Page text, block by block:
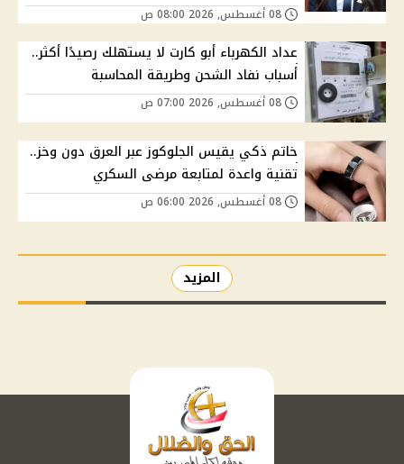
عداد الكهرباء أبو كارت لا يستهلك رصيدًا أكثر..
أسباب نفاد الشحن وطريقة المحاسبة
خاتم ذكي يقيس الجلوكوز عبر العرق دون وخز..
تقنية واعدة لمتابعة مرضى السكري
المزيد